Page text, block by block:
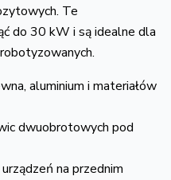
Te
do 30 kW i są idealne dla
aluminium i materiałów
dwuobrotowych pod
na przednim